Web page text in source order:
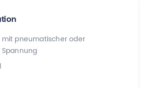
mit pneumatischer oder